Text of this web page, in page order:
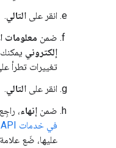
انقر على التالي.
ضمن معلومات
إلكتروني
تغييرات تطرأ
انقر على التالي.
ضمن إنهاء، راجِع
في خدمات Google API
عليها، ضَع